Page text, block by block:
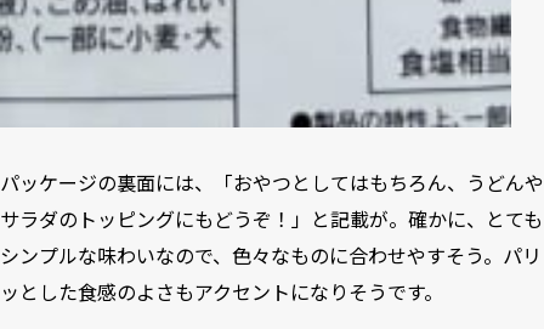
パッケージの裏面には、「おやつとしてはもちろん、うどんや
サラダのトッピングにもどうぞ！」と記載が。確かに、とても
シンプルな味わいなので、色々なものに合わせやすそう。パリ
ッとした食感のよさもアクセントになりそうです。